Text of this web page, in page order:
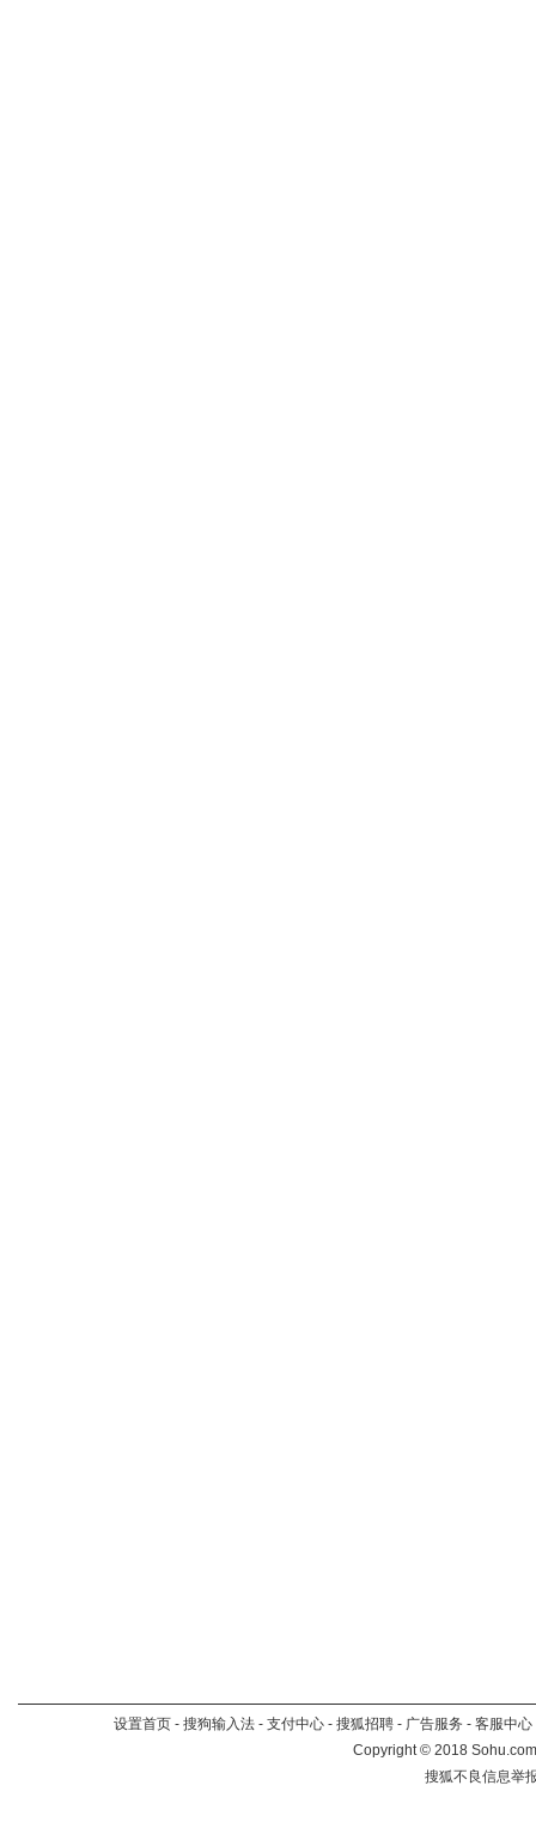
设置首页 - 搜狗输入法 - 支付中心 - 搜狐招聘 - 广告服务 - 客服中心
Copyright©2018
搜狐不良信息举